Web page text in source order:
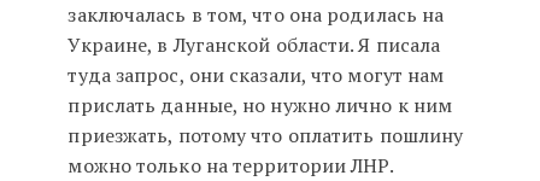
заключалась в том, что она родилась на
Украине, в Луганской области. Я писала
туда запрос, они сказали, что могут нам
прислать данные, но нужно лично к ним
приезжать, потому что оплатить пошлину
можно только на территории ЛНР.